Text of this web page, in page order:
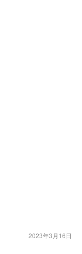
2023年3月16日